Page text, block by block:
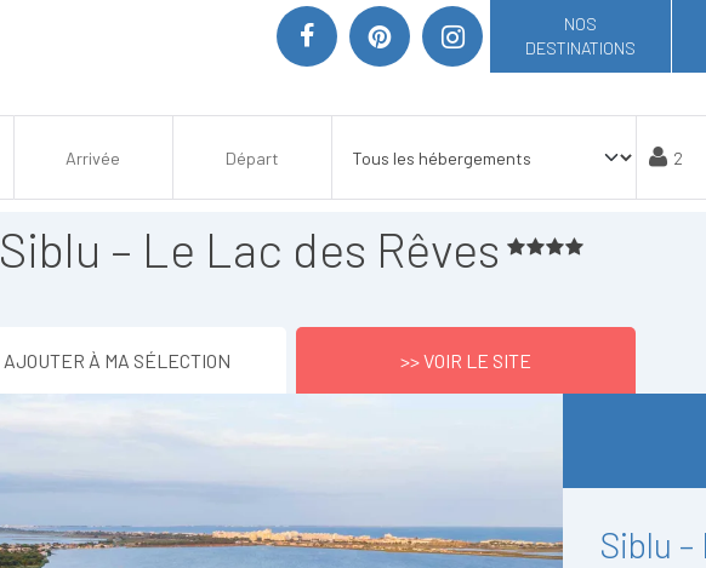
NOS
DESTINATIONS
Siblu – Le Lac des Rêves
AJOUTER À MA SÉLECTION >> VOIR LE SITE
Siblu